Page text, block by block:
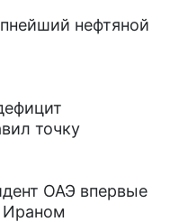
нефтяной
точку
ОАЭ впервые
Ираном